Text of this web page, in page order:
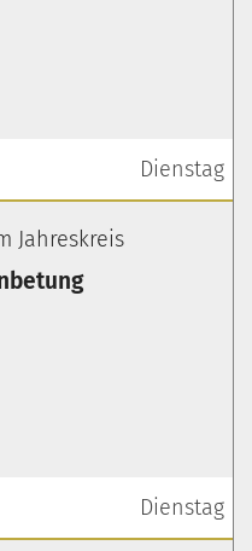
Dienstag
Oktober 2026
Jahreskreis
Dienstag